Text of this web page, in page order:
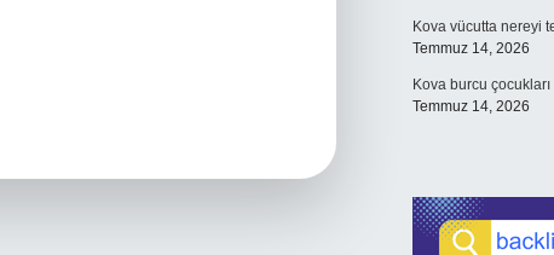
Kova vücutta nereyi
Temmuz 14, 2026
Kova burcu çocukları
Temmuz 14, 2026